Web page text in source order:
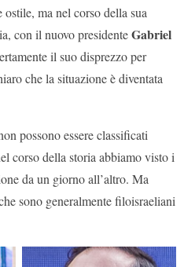
ma nel corso della sua
con il nuovo presidenteGabriel
il suo disprezzo per
che la situazione è diventata
possono essere classificati
corso della storia abbiamo visto i
da un giorno all’altro. Ma
sono generalmente filoisraeliani